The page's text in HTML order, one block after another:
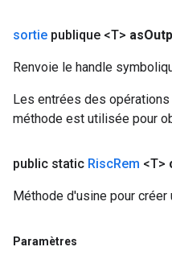
sortie publique <T> as
Renvoie le handle
Les entrées des
méthode est utilisée pour
public static RiscRem <T>
Méthode d'usine pour créer
Paramètres